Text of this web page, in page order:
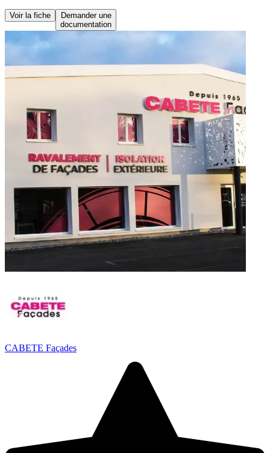
Voir la fiche
Demander une
documentation
CABETE Façades